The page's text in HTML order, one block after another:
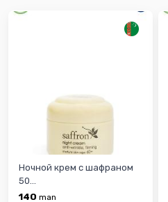
Ночной крем с шафраном
50...
140 man